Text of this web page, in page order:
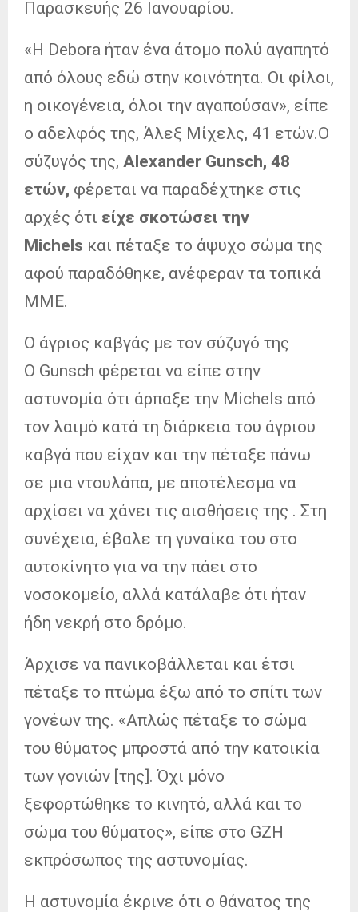
Παρασκευής 26 Ιανουαρίου.
«Η Debora ήταν ένα άτομο πολύ αγαπητό
από όλους εδώ στην κοινότητα. Οι φίλοι,
η οικογένεια, όλοι την αγαπούσαν», είπε
ο αδελφός της, Άλεξ Μίχελς, 41 ετών.Ο
σύζυγός της, Alexander Gunsch, 48
ετών, φέρεται να παραδέχτηκε στις
αρχές ότι είχε σκοτώσει την
Michels και πέταξε το άψυχο σώμα της
αφού παραδόθηκε, ανέφεραν τα τοπικά
ΜΜΕ.
Ο άγριος καβγάς με τον σύζυγό της
Ο Gunsch φέρεται να είπε στην
αστυνομία ότι άρπαξε την Michels από
τον λαιμό κατά τη διάρκεια του άγριου
καβγά που είχαν και την πέταξε πάνω
σε μια ντουλάπα, με αποτέλεσμα να
αρχίσει να χάνει τις αισθήσεις της . Στη
συνέχεια, έβαλε τη γυναίκα του στο
αυτοκίνητο για να την πάει στο
νοσοκομείο, αλλά κατάλαβε ότι ήταν
ήδη νεκρή στο δρόμο.
Άρχισε να πανικοβάλλεται και έτσι
πέταξε το πτώμα έξω από το σπίτι των
γονέων της. «Απλώς πέταξε το σώμα
του θύματος μπροστά από την κατοικία
των γονιών [της]. Όχι μόνο
ξεφορτώθηκε το κινητό, αλλά και το
σώμα του θύματος», είπε στο GZH
εκπρόσωπος της αστυνομίας.
Η αστυνομία έκρινε ότι ο θάνατος της